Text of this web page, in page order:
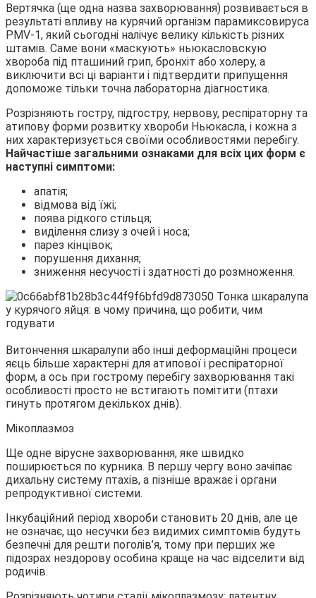
Вертячка (ще одна назва захворювання) розвивається в
результаті впливу на курячий організм парамиксовируса
PMV-1, який сьогодні налічує велику кількість різних
штамів. Саме вони «маскують» ньюкасловскую
хвороба під пташиний грип, бронхіт або холеру, а
виключити всі ці варіанти і підтвердити припущення
допоможе тільки точна лабораторна діагностика.
Розрізняють гостру, підгостру, нервову, респіраторну та
атипову форми розвитку хвороби Ньюкасла, і кожна з
них характеризується своїми особливостями перебігу.
Найчастіше загальними ознаками для всіх цих форм є
наступні симптоми:
апатія;
відмова від їжі;
поява рідкого стільця;
виділення слизу з очей і носа;
парез кінцівок;
порушення дихання;
зниження несучості і здатності до розмноження.
Витончення шкаралупи або інші деформаційні процеси
яєць більше характерні для атипової і респіраторної
форм, а ось при гострому перебігу захворювання такі
особливості просто не встигають помітити (птахи
гинуть протягом декількох днів).
Мікоплазмоз
Ще одне вірусне захворювання, яке швидко
поширюється по курника. В першу чергу воно зачіпає
дихальну систему птахів, а пізніше вражає і органи
репродуктивної системи.
Інкубаційний період хвороби становить 20 днів, але це
не означає, що несучки без видимих симптомів будуть
безпечні для решти поголів’я, тому при перших же
підозрах нездорову особина краще на час відселити від
родичів.